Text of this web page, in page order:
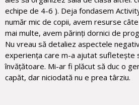
echipe de 4-6 ). Deja fondasem
număr mic de copii, avem resurse
mai multe, avem părinți dornici de
Nu vreau să detaliez aspectele
experiența care m-a ajutat sufletește
învățătoare. Mi-ar fi plăcut să duc o
capăt, dar niciodată nu e prea târziu.